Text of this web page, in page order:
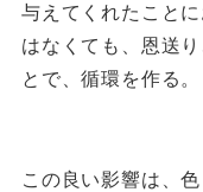
与えてくれたこと
はなくても、恩送
とで、循環を作る。
この良い影響は、色